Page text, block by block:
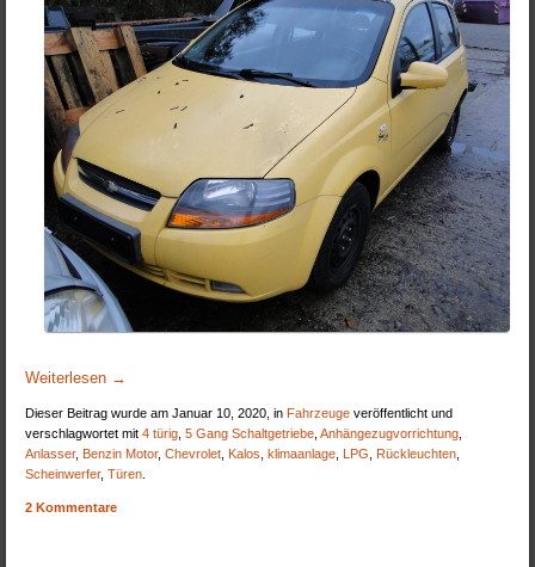
Weiterlesen →
Dieser Beitrag wurde am Januar 10, 2020, in Fahrzeuge veröffentlicht und
verschlagwortet mit4 türig ,5 Gang Schaltgetriebe ,Anhängezugvorrichtung
Anlasser, Benzin Motor,Chevrolet Kalos ,klimaanlage LPG Rückleuchten
Scheinwerfer,Türen
2 Kommentare